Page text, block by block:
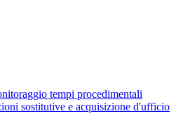
tempi procedimentali
sostitutive e acquisizione d'ufficio